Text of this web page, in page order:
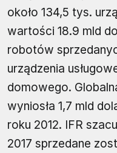
około 134,5 tys.
wartości 18.9 mld
robotów
urządzenia
domowego.
wyniosła 1,7 mld
roku 2012. IFR
2017 sprzedane